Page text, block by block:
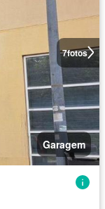
7fotos
Garagem